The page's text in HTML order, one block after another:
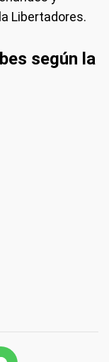
Libertadores.
según la